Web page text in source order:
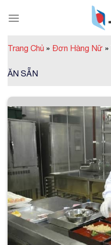
Trang Chủ » Đơn Hàng Nữ »
ĂN SẴN